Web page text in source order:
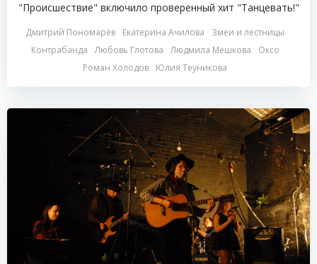
"Происшествие" включило проверенный хит "Танцевать!"
Дмитрий Пономарёв Екатерина Ачилова
Змеи и лестницы
Контрабанда
Любовь Глотова Людмила Мешкова
Оксо
Роман Холодов
Юлия Теуникова